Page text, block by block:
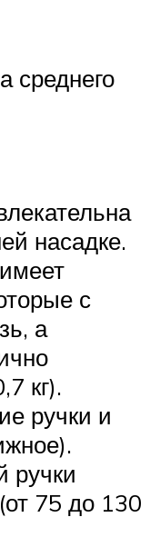
среднего
насадке.
с
а
кг).
ручки и
ручки
75 до 130